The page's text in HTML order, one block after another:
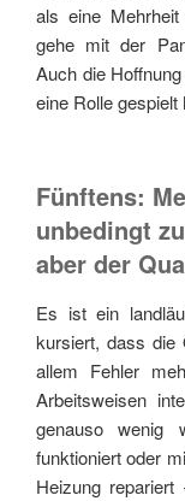
als eine
gehe mit der
Auch die
eine Rolle gespielt
Fünftens:
unbedingt
aber der
Es ist ein
kursiert, dass die
allem Fehler
Arbeitsweisen
genauso wenig
funktioniert oder
Heizung